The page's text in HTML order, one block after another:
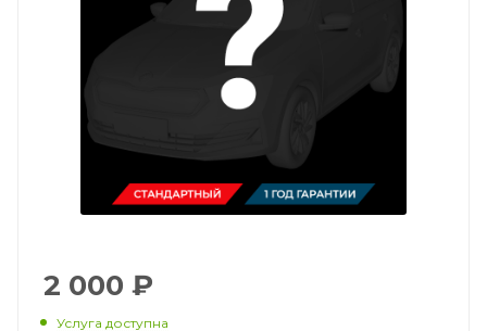
2 000 ₽
Услуга доступна